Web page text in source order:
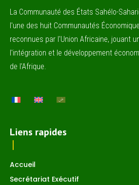
La Communauté des États Sahélo-
l'une des huit Communautés
reconnues par l'Union Africaine, jouant
l'intégration et le développement
de l'Afrique.
Liens rapides
Accueil
Secrétariat Exécutif